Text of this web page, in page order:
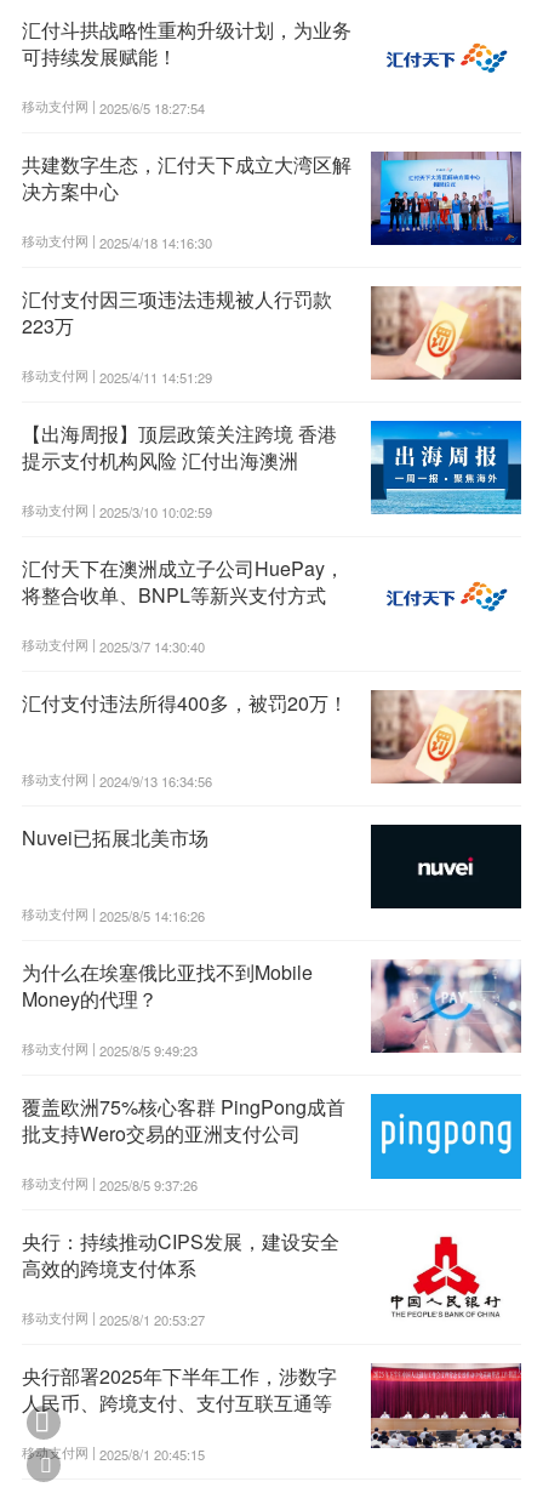
汇付斗拱战略性重构升级计划，为业务
可持续发展赋能！
移动支付网 | 2025/6/5 18:27:54
共建数字生态，汇付天下成立大湾区解
决方案中心
移动支付网 | 2025/4/18 14:16:30
汇付支付因三项违法违规被人行罚款
223万
移动支付网 | 2025/4/11 14:51:29
【出海周报】顶层政策关注跨境 香港
提示支付机构风险 汇付出海澳洲
移动支付网 | 2025/3/10 10:02:59
汇付天下在澳洲成立子公司HuePay，
将整合收单、BNPL等新兴支付方式
移动支付网 | 2025/3/7 14:30:40
汇付支付违法所得400多，被罚20万！
移动支付网 | 2024/9/13 16:34:56
Nuvei已拓展北美市场
移动支付网 | 2025/8/5 14:16:26
为什么在埃塞俄比亚找不到Mobile
Money的代理？
移动支付网 | 2025/8/5 9:49:23
覆盖欧洲75%核心客群 PingPong成首
批支持Wero交易的亚洲支付公司
移动支付网 | 2025/8/5 9:37:26
央行：持续推动CIPS发展，建设安全
高效的跨境支付体系
移动支付网 | 2025/8/1 20:53:27
央行部署2025年下半年工作，涉数字
人民币、跨境支付、支付互联互通等
移动支付网 | 2025/8/1 20:45:15

